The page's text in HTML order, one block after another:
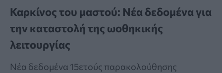
Καρκίνος του μαστού: Νέα δεδομένα για
την καταστολή της ωοθηκικής
λειτουργίας
Νέα δεδομένα 15ετούς παρακολούθησης